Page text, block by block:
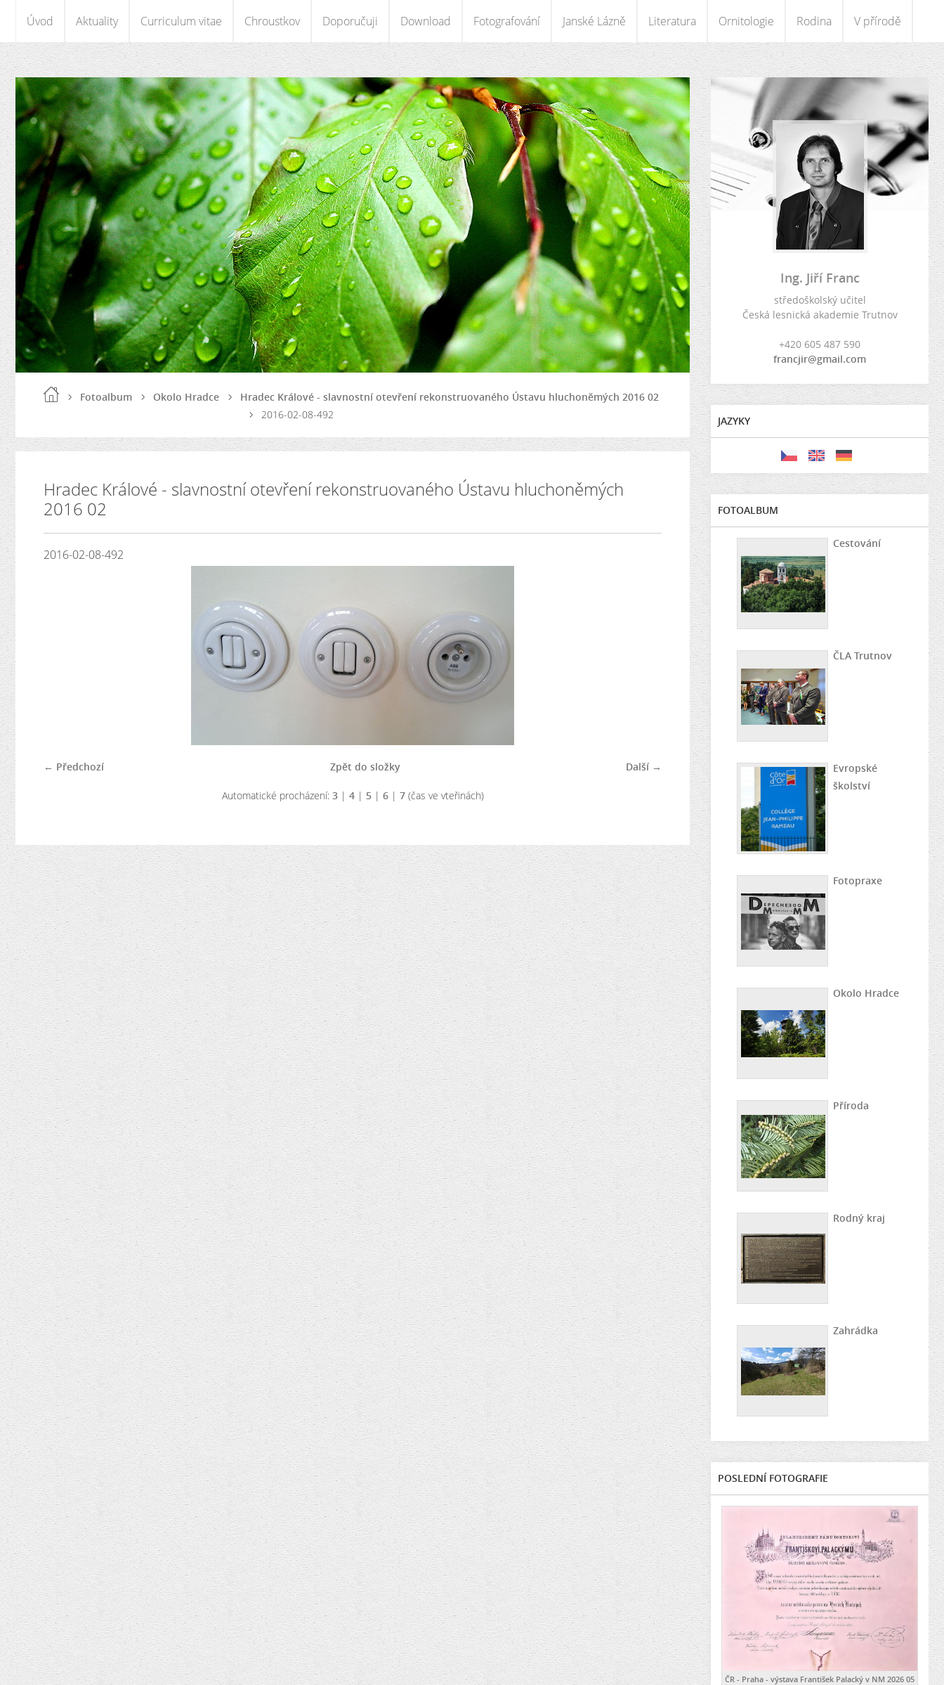
Úvod Aktuality Curriculum vitae Chroustkov Doporučuji Download Fotografování Janské Lázně Literatura Ornitologie Rodina V přírodě
Fotoalbum Okolo Hradce
Hradec Králové - slavnostní otevření rekonstruovaného Ústavu hluchoněmých 2016 02
2016-02-08-492
Hradec Králové - slavnostní otevření rekonstruovaného Ústavu hluchoněmých
2016 02
2016-02-08-492
← Předchozí Další →
Zpět do složky
Automatické procházení: 3| 4| 5| 6| 7(čas ve vteřinách)
Ing. Jiří Franc
středoškolský učitel
Česká lesnická akademie Trutnov
+420 605 487 590
francjir@gmail.com
JAZYKY
FOTOALBUM
Cestování
ČLA Trutnov
Evropské
školství
Fotopraxe
Okolo Hradce
Příroda
Rodný kraj
Zahrádka
POSLEDNÍ FOTOGRAFIE
ČR - Praha - výstava František Palacký v NM 2026 05